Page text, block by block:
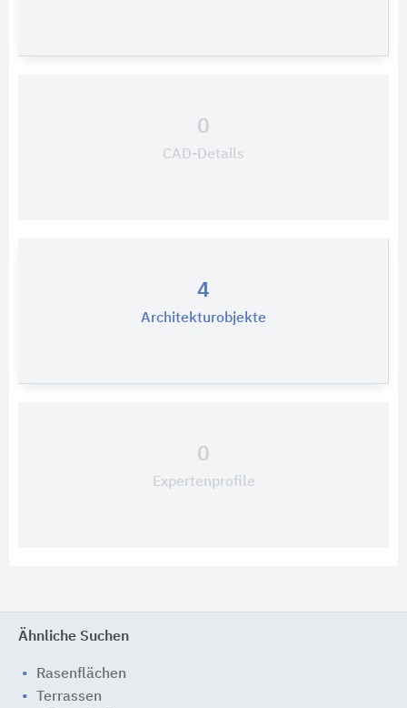
0
CAD-Details
4
Architekturobjekte
0
Expertenprofile
Ähnliche Suchen
Rasenflächen
Terrassen